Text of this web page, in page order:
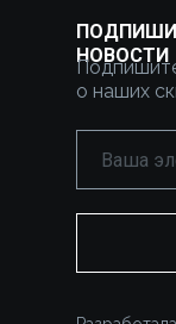
НОВОСТИ
о наших